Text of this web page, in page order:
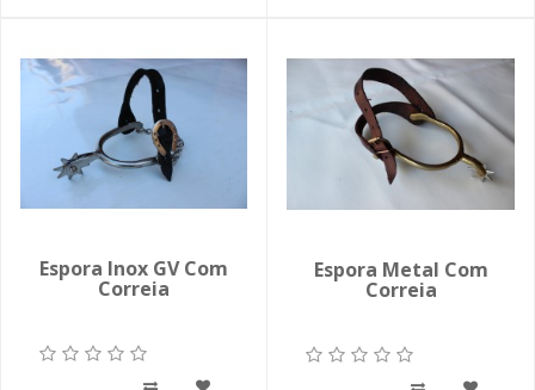
Espora Inox GV Com
Correia
Espora Metal Com
Correia